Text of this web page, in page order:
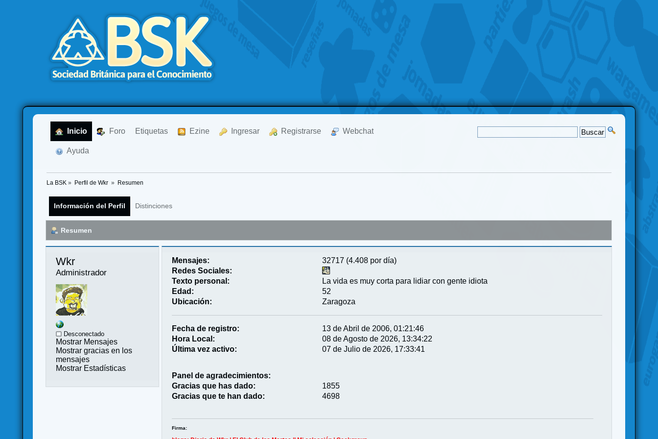
Inicio Foro Etiquetas Ezine Ingresar Registrarse Webchat
Ayuda
La BSK » Perfil de Wkr » Resumen
Información del Perfil Distinciones
Resumen
Wkr
Administrador
Desconectado
Mostrar Mensajes
Mostrar gracias en los
mensajes
Mostrar Estadísticas
Mensajes:
32717 (4.408 por día)
Redes Sociales:
Texto personal:
La vida es muy corta para lidiar con gente idiota
Edad:
52
Ubicación:
Zaragoza
Fecha de registro:
13 de Abril de 2006, 01:21:46
Hora Local:
08 de Agosto de 2026, 13:34:22
Última vez activo:
07 de Julio de 2026, 17:33:41
Panel de agradecimientos:
Gracias que has dado:
1855
Gracias que te han dado:
4698
Firma: